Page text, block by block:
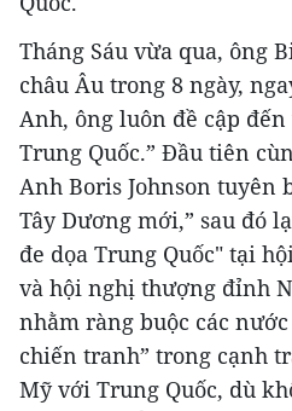
Tháng Sáu vừa qua, ông
châu Âu trong 8 ngày,
Anh, ông luôn đề cập
Trung Quốc.” Đầu tiên
Anh Boris Johnson tuyên
Tây Dương mới,” sau đó
đe dọa Trung Quốc" tại
và hội nghị thượng đỉnh
nhằm ràng buộc các nước
chiến tranh” trong cạnh
Mỹ với Trung Quốc, dù